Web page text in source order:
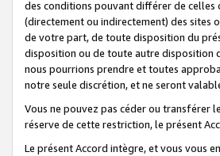
des conditions pouvant différer de celles
(directement ou indirectement) des sites
de votre part, de toute disposition du
disposition ou de toute autre disposition
nous pourrions prendre et toutes
notre seule discrétion, et ne seront
Vous ne pouvez pas céder ou transférer
réserve de cette restriction, le présent
Le présent Accord intègre, et vous vous